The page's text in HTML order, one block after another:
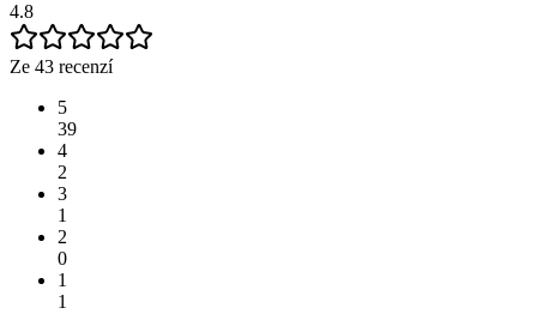
4.8
Ze 43 recenzí
5
39
4
2
3
1
2
0
1
1